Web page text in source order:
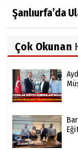
Şanlıurfa’da
Çok Okunan